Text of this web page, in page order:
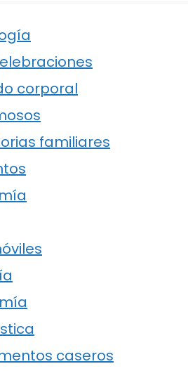
corporal
familiares
caseros